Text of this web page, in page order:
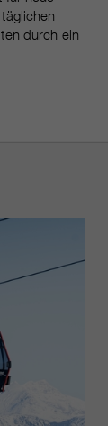
durch ein